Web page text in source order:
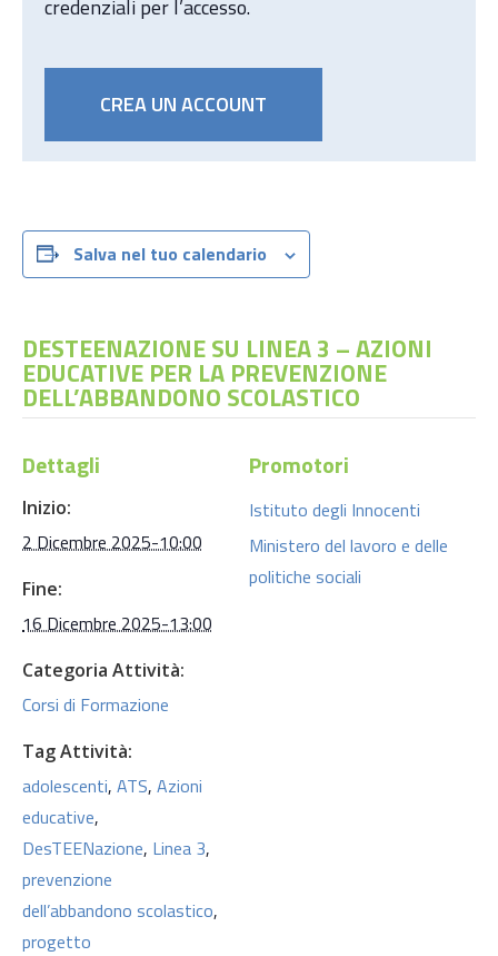
credenziali per l’accesso.
CREA UN ACCOUNT
Salva nel tuo calendario
DESTEENAZIONE SU LINEA 3 – AZIONI
EDUCATIVE PER LA PREVENZIONE
DELL’ABBANDONO SCOLASTICO
Dettagli
Inizio:
2 Dicembre 2025-10:00
Fine:
16 Dicembre 2025-13:00
Categoria Attività:
Corsi di Formazione
Tag Attività:
adolescenti, ATS, Azioni
educative,
DesTEENazione, Linea 3,
prevenzione
dell’abbandono scolastico,
progetto
Promotori
Istituto degli Innocenti
Ministero del lavoro e delle
politiche sociali